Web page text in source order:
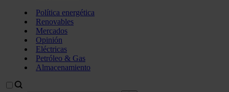
Política energética
Renovables
Mercados
Opinión
Eléctricas
Petróleo & Gas
Almacenamiento